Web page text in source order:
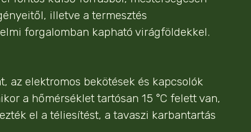
illetve a termesztés
forgalomban kapható virágföldekkel.
az elektromos bekötések és kapcsolók
a hőmérséklet tartósan 15 °C felett van,
el a téliesítést, a tavaszi karbantartás